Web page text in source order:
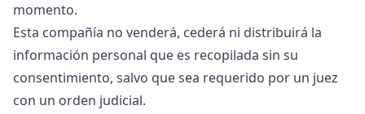
momento.
Esta compañía no venderá, cederá ni distribuirá la
información personal que es recopilada sin su
consentimiento, salvo que sea requerido por un juez
con un orden judicial.